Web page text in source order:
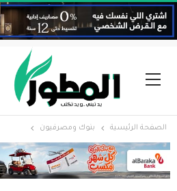
الصفحة الرئيسية بنوك ومصرفيون